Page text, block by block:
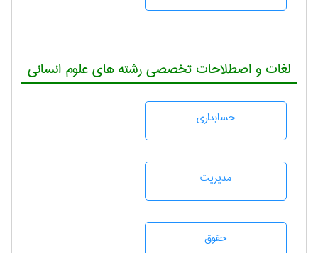
لغات و اصطلاحات تخصصی رشته های علوم انسانی
حسابداری
مديريت
حقوق